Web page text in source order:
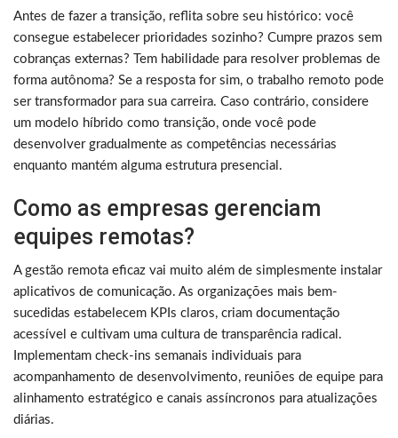
Antes de fazer a transição, reflita sobre seu histórico: você
consegue estabelecer prioridades sozinho? Cumpre prazos sem
cobranças externas? Tem habilidade para resolver problemas de
forma autônoma? Se a resposta for sim, o trabalho remoto pode
ser transformador para sua carreira. Caso contrário, considere
um modelo híbrido como transição, onde você pode
desenvolver gradualmente as competências necessárias
enquanto mantém alguma estrutura presencial.
Como as empresas gerenciam
equipes remotas?
A gestão remota eficaz vai muito além de simplesmente instalar
aplicativos de comunicação. As organizações mais bem-
sucedidas estabelecem KPIs claros, criam documentação
acessível e cultivam uma cultura de transparência radical.
Implementam check-ins semanais individuais para
acompanhamento de desenvolvimento, reuniões de equipe para
alinhamento estratégico e canais assíncronos para atualizações
diárias.